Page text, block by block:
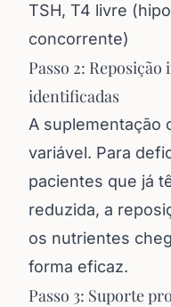
TSH, T4 livre
concorrente)
Passo 2:
identificadas
A suplementação
variável. Para
pacientes que já
reduzida, a
os nutrientes
forma eficaz.
Passo 3: Suporte